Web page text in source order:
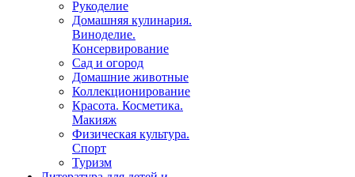
Рукоделие
Домашняя кулинария.
Виноделие.
Консервирование
Сад и огород
Домашние животные
Коллекционирование
Красота. Косметика.
Макияж
Физическая культура.
Спорт
Туризм